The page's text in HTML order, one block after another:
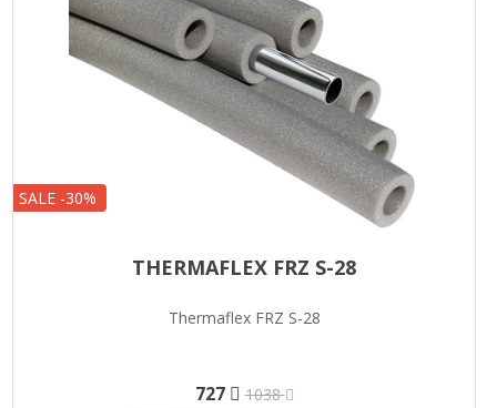
SALE -30%
THERMAFLEX FRZ S-28
Thermaflex FRZ S-28
727
1038